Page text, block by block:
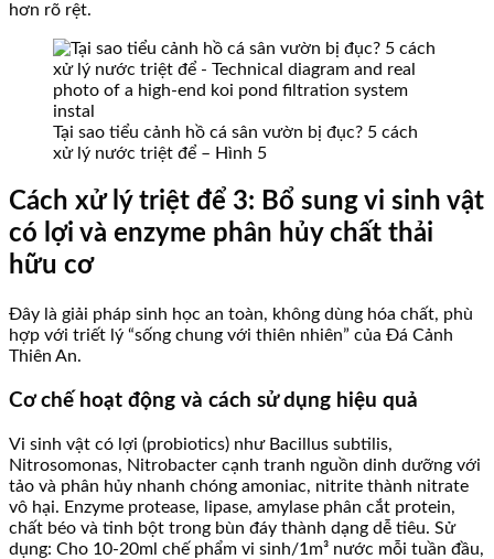
hơn rõ rệt.
Tại sao tiểu cảnh hồ cá sân vườn bị đục? 5 cách
xử lý nước triệt để – Hình 5
Cách xử lý triệt để 3: Bổ sung vi sinh vật
có lợi và enzyme phân hủy chất thải
hữu cơ
Đây là giải pháp sinh học an toàn, không dùng hóa chất, phù
hợp với triết lý “sống chung với thiên nhiên” của Đá Cảnh
Thiên An.
Cơ chế hoạt động và cách sử dụng hiệu quả
Vi sinh vật có lợi (probiotics) như Bacillus subtilis,
Nitrosomonas, Nitrobacter cạnh tranh nguồn dinh dưỡng với
tảo và phân hủy nhanh chóng amoniac, nitrite thành nitrate
vô hại. Enzyme protease, lipase, amylase phân cắt protein,
chất béo và tinh bột trong bùn đáy thành dạng dễ tiêu. Sử
dụng: Cho 10-20ml chế phẩm vi sinh/1m³ nước mỗi tuần đầu,